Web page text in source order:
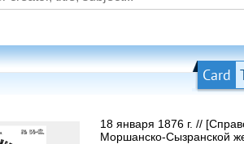
Card
18 января 1876 г. //
Моршанско-Сызранской